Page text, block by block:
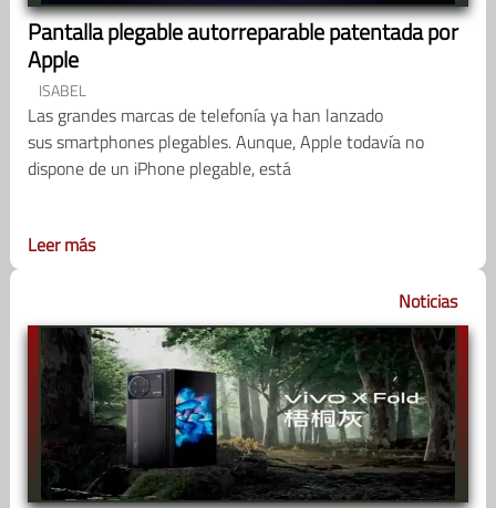
Pantalla plegable autorreparable patentada por
Apple
ISABEL
Las grandes marcas de telefonía ya han lanzado
sus smartphones plegables. Aunque, Apple todavía no
dispone de un iPhone plegable, está
Leer más
Noticias